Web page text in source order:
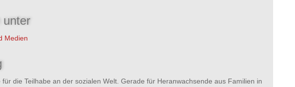
unter
Medien
die Teilhabe an der sozialen Welt. Gerade für Heranwachsende aus Familien in